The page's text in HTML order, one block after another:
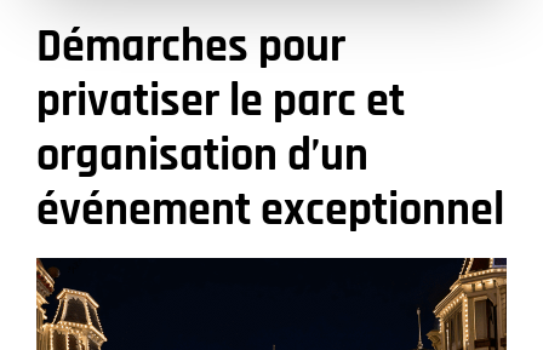
Démarches pour
privatiser le parc et
organisation d’un
événement exceptionnel